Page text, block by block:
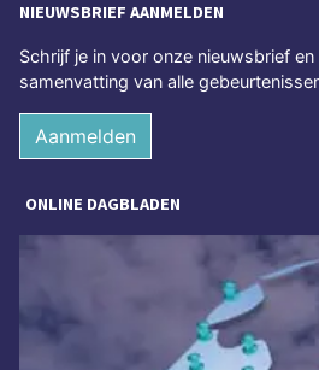
NIEUWSBRIEF AANMELDEN
Schrijf je in voor onze nieuwsbrief
samenvatting van alle
Aanmelden
ONLINE DAGBLADEN